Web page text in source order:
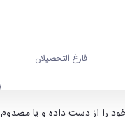
فارغ التحصیلان
را از دست داده و یا